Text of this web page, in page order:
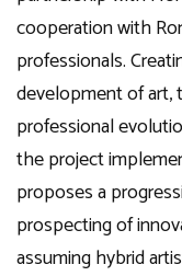
cooperation with
professionals.
development of
professional
the project
proposes a
prospecting of
assuming hybrid